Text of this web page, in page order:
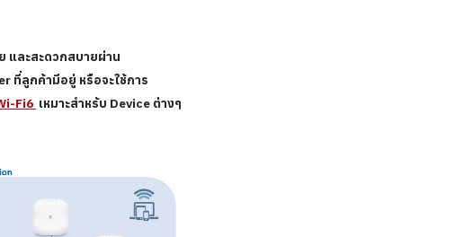
และสะดวกสบายผ่าน
ที่ลูกค้ามีอยู่ หรือจะใช้การ
Fi6 เหมาะสำหรับ Device ต่างๆ